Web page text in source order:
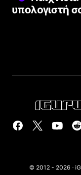
υπολογιστή
© 2012 - 2026 ·